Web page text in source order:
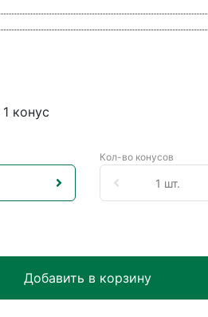
конус
Кол-во конусов
Добавить в корзину